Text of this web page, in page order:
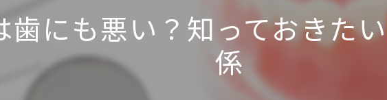
歯にも悪い？知っておきた
係